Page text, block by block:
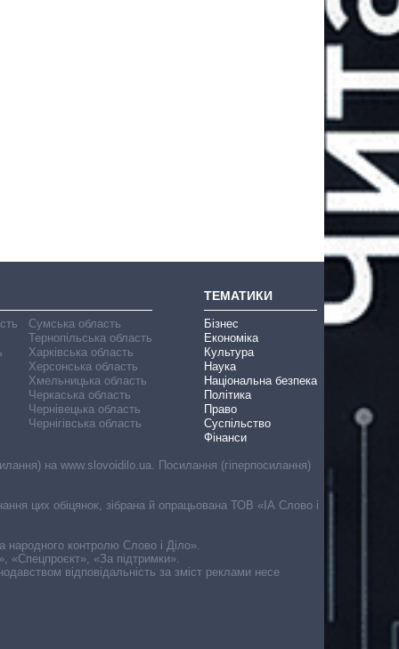
Сумська область
Тернопільська область
Харківська область
Херсонська область
Хмельницька область
Черкаська область
Чернівецька область
Чернігівська область
ТЕМАТИКИ
Бізнес
Економіка
Культура
Наука
Національна безпека
Політика
Право
Суспільство
Фінанси
на www.slovoidilo.ua. Посилання (гіперпосилання)
цих обіцянок, зібрана й опрацьована ТОВ «ІА Слово і
народного контролю Слово і Діло».
«Спецпроєкт», «За підтримки».
відповідальність за зміст реклами несе